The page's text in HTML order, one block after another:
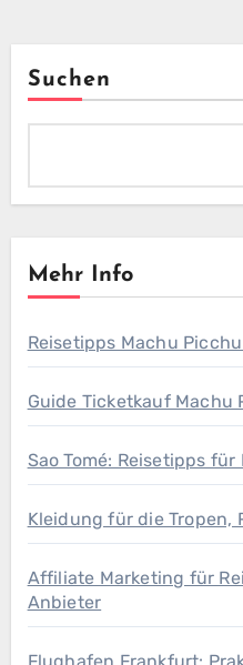
Suchen
Mehr Info
Reisetipps Machu
Guide Ticketkauf Machu
Sao Tomé: Reisetipps
Kleidung für die Tropen,
Affiliate Marketing für
Anbieter